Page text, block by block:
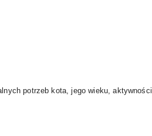
potrzeb kota, jego wieku, aktywności